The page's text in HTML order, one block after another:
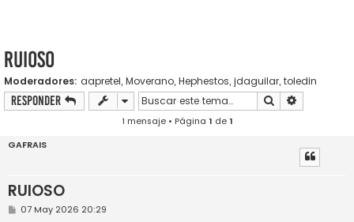
RUIOSO
Moderadores: aapretel, Moverano, Hephestos, jdaguilar, toledin
Responder Buscar
1 mensaje • Página 1 de1
GAFRAIS
RUIOSO
M
07 May 2026 20:29